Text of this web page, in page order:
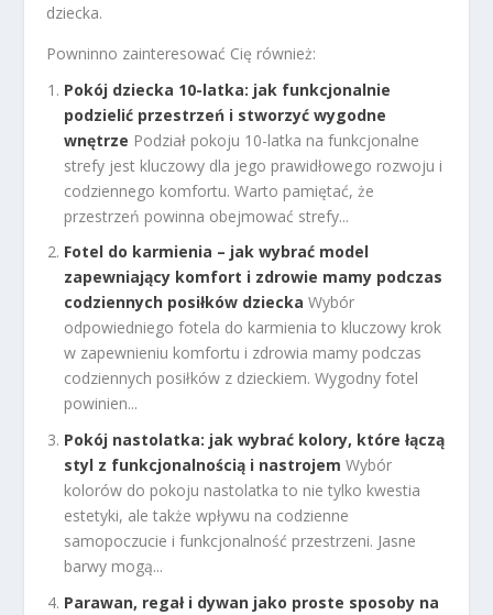
dziecka.
Powninno zainteresować Cię również:
Pokój dziecka 10-latka: jak funkcjonalnie
podzielić przestrzeń i stworzyć wygodne
wnętrze Podział pokoju 10-latka na funkcjonalne
strefy jest kluczowy dla jego prawidłowego rozwoju i
codziennego komfortu. Warto pamiętać, że
przestrzeń powinna obejmować strefy...
Fotel do karmienia – jak wybrać model
zapewniający komfort i zdrowie mamy podczas
codziennych posiłków dziecka Wybór
odpowiedniego fotela do karmienia to kluczowy krok
w zapewnieniu komfortu i zdrowia mamy podczas
codziennych posiłków z dzieckiem. Wygodny fotel
powinien...
Pokój nastolatka: jak wybrać kolory, które łączą
styl z funkcjonalnością i nastrojem Wybór
kolorów do pokoju nastolatka to nie tylko kwestia
estetyki, ale także wpływu na codzienne
samopoczucie i funkcjonalność przestrzeni. Jasne
barwy mogą...
Parawan, regał i dywan jako proste sposoby na